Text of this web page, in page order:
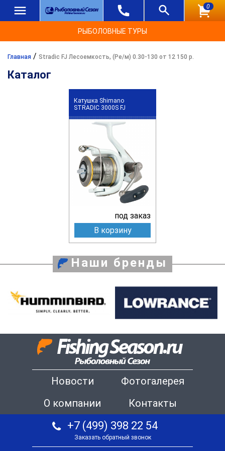
0
РЫБОЛОВНЫЕ ТУРЫ
Главная / Stradic FJ Лесоемкость, (Ре/м) 0.30-130 от 12 150 р.
Каталог
Катушка Shimano
STRADIC 3000S FJ
под заказ
В корзину
Наши бренды
Новости
Фотогалерея
О компании
Контакты
+7 (499) 398 22 54
Заказать обратный звонок